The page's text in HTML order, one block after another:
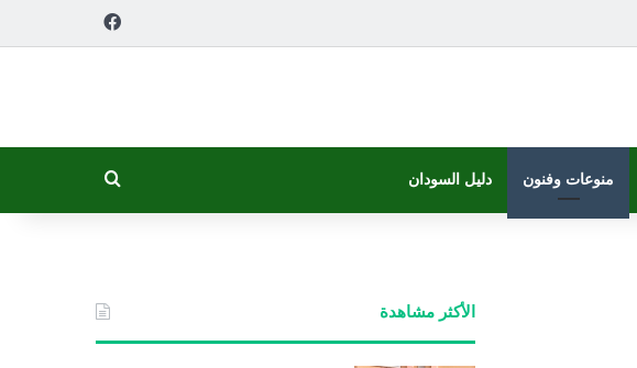
منوعات وفنون دليل السودان
الأكثر مشاهدة